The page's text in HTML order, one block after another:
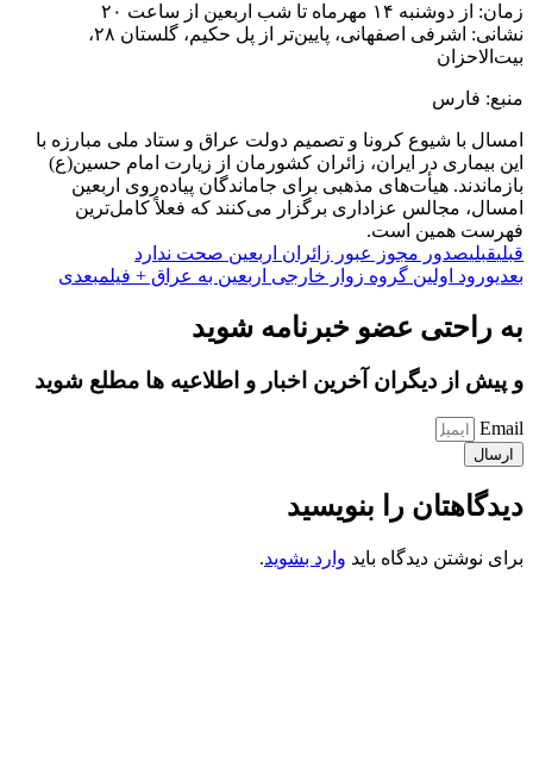
زمان: از دوشنبه ۱۴ مهرماه تا شب اربعین از ساعت ۲۰
نشانی: اشرفی اصفهانی، پایین‌تر از پل حکیم، گلستان ۲۸،
بیت‌الاحزان
منبع: فارس
امسال با شیوع کرونا و تصمیم دولت عراق و ستاد ملی مبارزه با
این بیماری در ایران، زائران کشورمان از زیارت امام حسین(ع)
بازماندند. هیأت‌های مذهبی برای جاماندگان پیاده‌روی اربعین
امسال، مجالس عزاداری برگزار می‌کنند که فعلاً کامل‌ترین
فهرست همین است.
قبلیقبلیصدور مجوز عبور زائران اربعین صحت ندارد
بعدیورود اولین گروه زوار خارجی اربعین به عراق + فیلمبعدی
به راحتی عضو خبرنامه شوید
و پیش از دیگران آخرین اخبار و اطلاعیه ها مطلع شوید
Email
ارسال
دیدگاهتان را بنویسید
برای نوشتن دیدگاه باید وارد بشوید.